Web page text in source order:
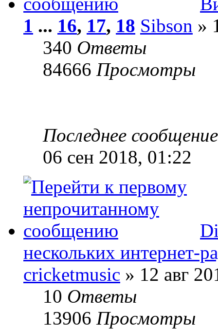
1 ... 16, 17, 18 Sibson »
340 Ответы
84666 Просмотры
Последнее
06 сен 2018, 01:22
нескольких интернет-
cricketmusic » 12 авг
10 Ответы
13906 Просмотры